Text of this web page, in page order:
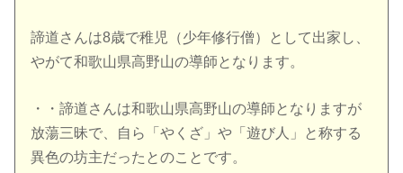
諦道さんは8歳で稚児（少年修行僧）として出家し、
やがて和歌山県高野山の導師となります。
・・諦道さんは和歌山県高野山の導師となりますが
放蕩三昧で、自ら「やくざ」や「遊び人」と称する
異色の坊主だったとのことです。